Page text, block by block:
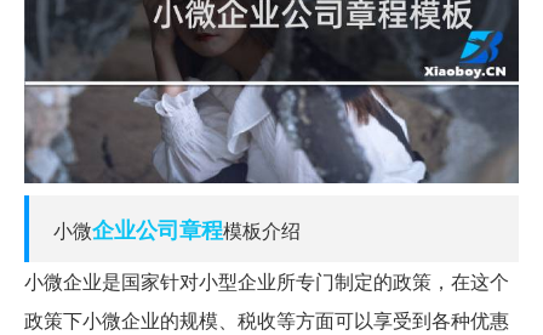
小微企业公司章程模板介绍
小微企业是国家针对小型企业所专门制定的政策，在这个
政策下小微企业的规模、税收等方面可以享受到各种优惠